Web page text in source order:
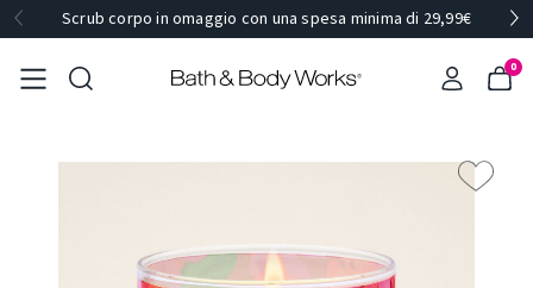
Scrub corpo in omaggio con una spesa minima di 29,99€
0